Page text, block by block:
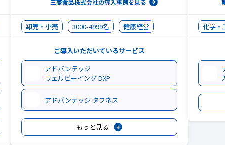
三菱食品株式会社の導入事例を見る
卸売・小売 3000-4999名 健康経営
ご導入いただいているサービス
アドバンテッジ
ウェルビーイング DXP
アドバンテッジ タフネス
もっと見る
化学・